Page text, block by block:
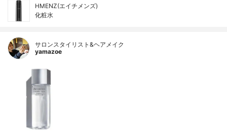
HMENZ(エイチメンズ)
化粧水
サロンスタイリスト&ヘアメイク
yamazoe